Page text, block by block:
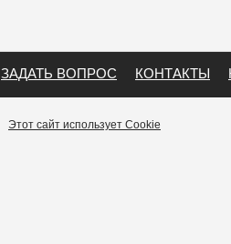
ЗАДАТЬ ВОПРОС КОНТАКТЫ
Этот сайт использует Cookie